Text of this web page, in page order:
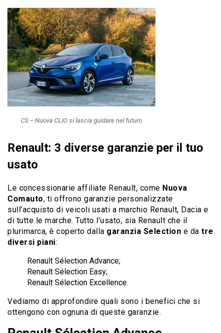
CS – Nuova CLIO si lascia guidare nel futuro
Renault: 3 diverse garanzie per il tuo
usato
Le concessionarie affiliate Renault, come Nuova
Comauto, ti offrono garanzie personalizzate
sull’acquisto di veicoli usati a marchio Renault, Dacia e
di tutte le marche. Tutto l’usato, sia Renault che il
plurimarca, è coperto dalla garanzia Selection e da tre
diversi piani:
Renault Sélection Advance;
Renault Sélection Easy;
Renault Sélection Excellence.
Vediamo di approfondire quali sono i benefici che si
ottengono con ognuna di queste garanzie.